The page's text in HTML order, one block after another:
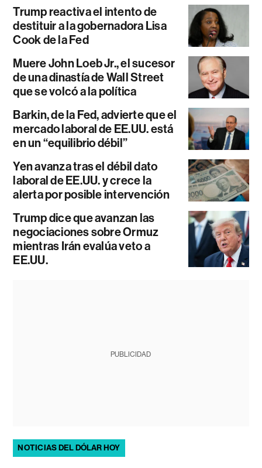
Trump reactiva el intento de
destituir a la gobernadora Lisa
Cook de la Fed
Muere John Loeb Jr., el sucesor
de una dinastía de Wall Street
que se volcó a la política
Barkin, de la Fed, advierte que el
mercado laboral de EE.UU. está
en un “equilibrio débil”
Yen avanza tras el débil dato
laboral de EE.UU. y crece la
alerta por posible intervención
Trump dice que avanzan las
negociaciones sobre Ormuz
mientras Irán evalúa veto a
EE.UU.
PUBLICIDAD
NOTICIAS DEL DÓLAR HOY